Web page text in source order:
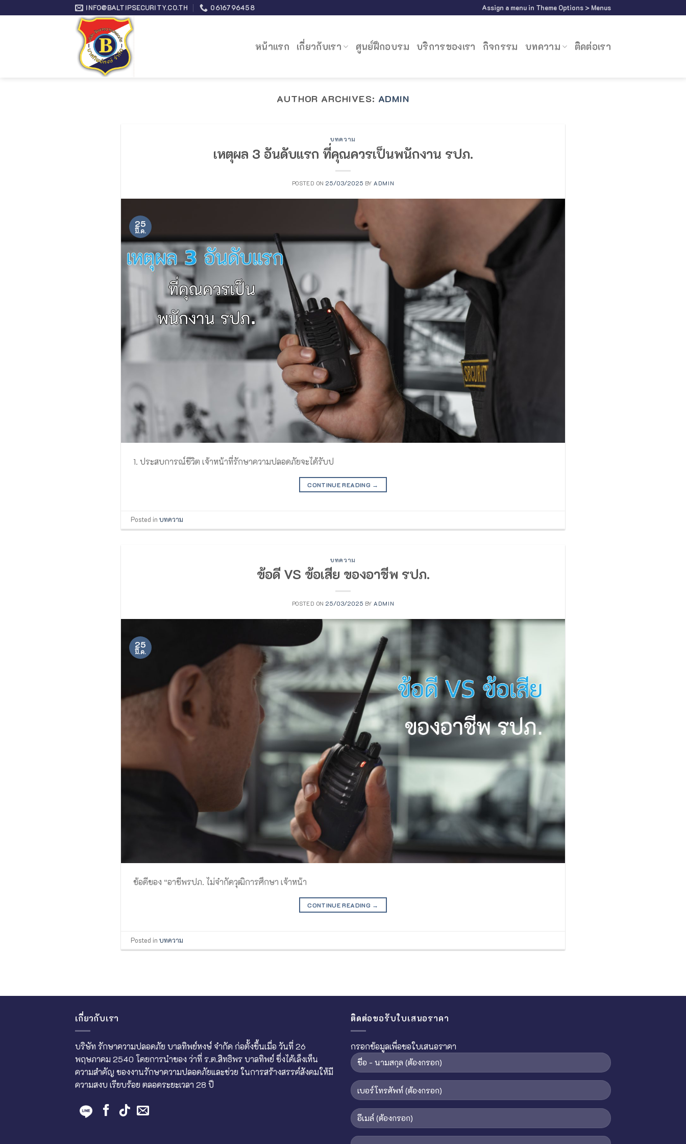
to
INFO@BALTIPSECURITY.CO.TH 0616796458 Assign a menu in Theme Options > Menus
หน้าแรก เกี่ยวกับเรา ศูนย์ฝึกอบรม บริการของเรา กิจกรรม บทความ ติดต่อเรา
AUTHOR ARCHIVES: ADMIN
บทความ
เหตุผล 3 อันดับแรก ที่คุณควรเป็นพนักงาน รปภ.
POSTED ON25/03/2025 BYADMIN
25
มี.ค.
1. ประสบการณ์ชีวิต เจ้าหน้าที่รักษาความปลอดภัยจะได้รับป
CONTINUE READING →
Posted inบทความ
บทความ
ข้อดี VS ข้อเสีย ของอาชีพ รปภ.
POSTED ON25/03/2025 BYADMIN
25
มี.ค.
ข้อดีของ “อาชีพรปภ. ไม่จำกัดวุฒิการศึกษา เจ้าหน้า
CONTINUE READING →
Posted inบทความ
เกี่ยวกับเรา
บริษัท รักษาความปลอดภัย บาลทิพย์หงษ์ จำกัด ก่อตั้งขึ้นเมื่อ วันที่ 26
พฤษภาคม 2540 โดยการนำของ ว่าที่ ร.ต.สิทธิพร บาลทิพย์ ซึ่งได้เล็งเห็น
ความสำคัญ ของงานรักษาความปลอดภัยและช่วย ในการสร้างสรรค์สังคมให้มี
ความสงบ เรียบร้อย ตลอดระยะเวลา 28 ปี
ติดต่อขอรับใบเสนอราคา
กรอกข้อมูลเพื่อขอใบเสนอราคา